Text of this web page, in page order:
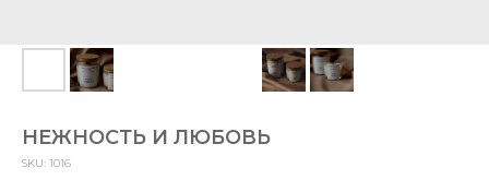
НЕЖНОСТЬ И ЛЮБОВЬ
SKU: 1016